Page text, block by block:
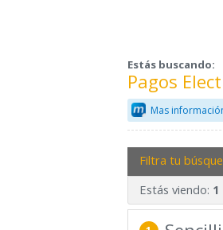
Estás buscando:
Pagos
Mas
Filtra tu
Estás viendo: 1